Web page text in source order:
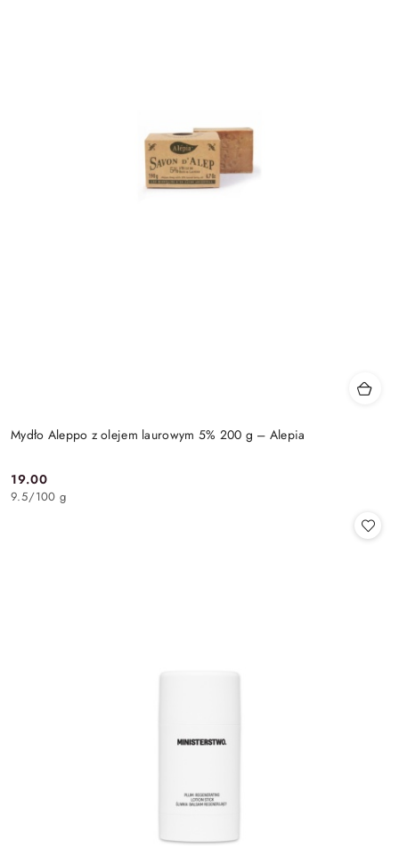
Mydło Aleppo z olejem laurowym 5% 200 g – Alepia
Cena:
19.00
9.5/100 g